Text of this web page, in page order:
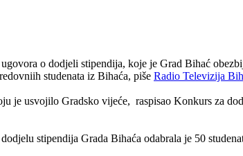
o dodjeli stipendija, koje je Grad Bihać
studenata iz Bihaća, piše Radio Televizija
je usvojilo Gradsko vijeće, raspisao Konkurs za
stipendija Grada Bihaća odabrala je 50